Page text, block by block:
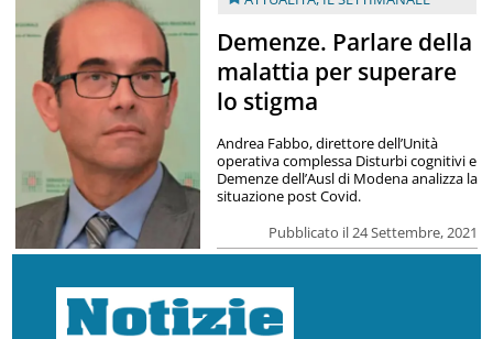
Demenze. Parlare della
malattia per superare
lo stigma
Pubblicato il 24 Settembre, 2021
Andrea Fabbo, direttore dell’Unità
operativa complessa Disturbi cognitivi e
Demenze dell’Ausl di Modena analizza la
situazione post Covid.